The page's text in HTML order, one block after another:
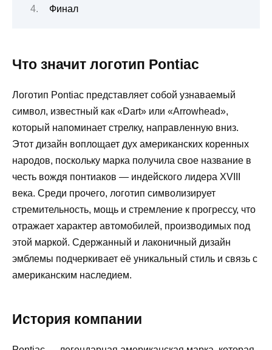
Финал
Что значит логотип Pontiac
Логотип Pontiac представляет собой узнаваемый
символ, известный как «Dart» или «Arrowhead»,
который напоминает стрелку, направленную вниз.
Этот дизайн воплощает дух американских коренных
народов, поскольку марка получила свое название в
честь вождя понтиаков — индейского лидера XVIII
века. Среди прочего, логотип символизирует
стремительность, мощь и стремление к прогрессу, что
отражает характер автомобилей, производимых под
этой маркой. Сдержанный и лаконичный дизайн
эмблемы подчеркивает её уникальный стиль и связь с
американским наследием.
История компании